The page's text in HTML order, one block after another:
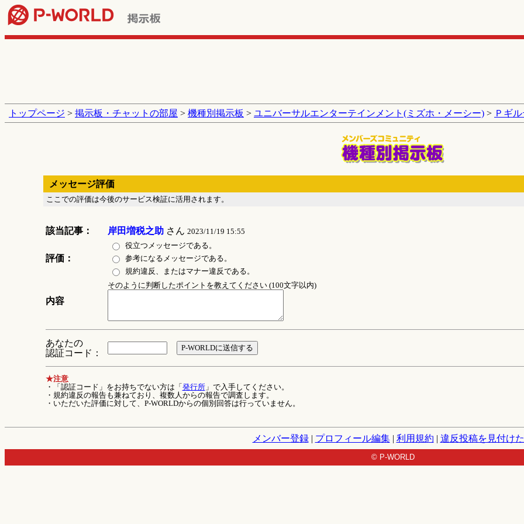
トップページ > 掲示板・チャットの部屋 > 機種別掲示板 > ユニバーサルエンターテインメント(ミズホ・メーシー) > Ｐギ
メッセージ評価
ここでの評価は今後のサービス検証に活用されます。
該当記事： 岸田増税之助さん 2023/11/19 15:55
評価：
役立つメッセージである。
参考になるメッセージである。
規約違反、またはマナー違反である。
内容
そのように判断したポイントを教えてください (100文字以内)
あなたの
認証コード：
★注意
・「認証コード」をお持ちでない方は「 発行所」で入手してください。
・規約違反の報告も兼ねており、複数人からの報告で調査します。
・いただいた評価に対して、P-WORLDからの個別回答は行っていません。
メンバー登録| プロフィール編集| 利用規約 | 違反投稿を見付け
© P-WORLD